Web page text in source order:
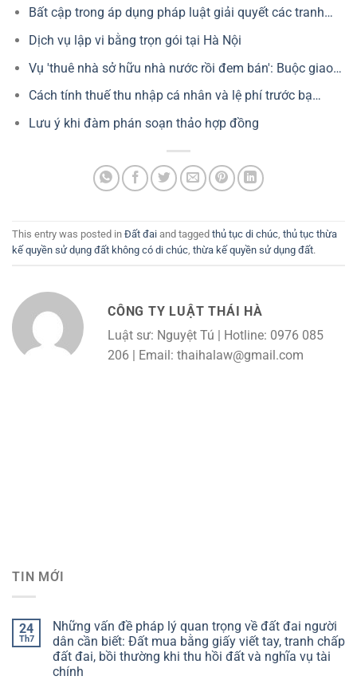
Bất cập trong áp dụng pháp luật giải quyết các tranh…
Dịch vụ lập vi bằng trọn gói tại Hà Nội
Vụ 'thuê nhà sở hữu nhà nước rồi đem bán': Buộc giao…
Cách tính thuế thu nhập cá nhân và lệ phí trước bạ…
Lưu ý khi đàm phán soạn thảo hợp đồng
This entry was posted in Đất đai and tagged thủ tục di chúc, thủ tục thừa
kế quyền sử dụng đất không có di chúc, thừa kế quyền sử dụng đất.
CÔNG TY LUẬT THÁI HÀ
Luật sư: Nguyệt Tú | Hotline: 0976 085
206 | Email: thaihalaw@gmail.com
TIN MỚI
24
Th7
Những vấn đề pháp lý quan trọng về đất đai người
dân cần biết: Đất mua bằng giấy viết tay, tranh chấp
đất đai, bồi thường khi thu hồi đất và nghĩa vụ tài
chính